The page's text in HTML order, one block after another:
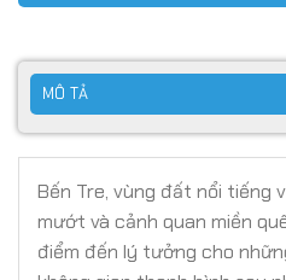
MÔ TẢ
Bến Tre, vùng đất nổi tiếng
mướt và cảnh quan miền
điểm đến lý tưởng cho